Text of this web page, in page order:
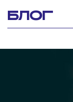
БЛОГ